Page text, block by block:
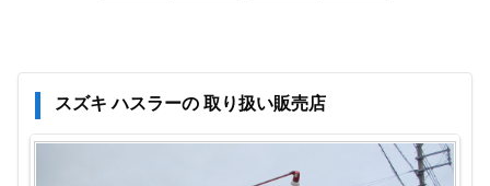
スズキ ハスラーの 取り扱い販売店